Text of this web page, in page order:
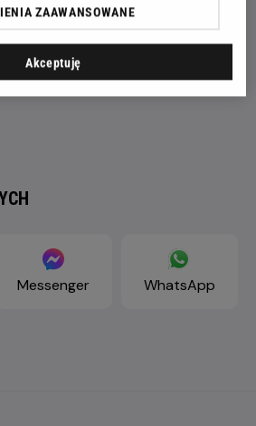
Messenger WhatsApp
ZAAWANSOWANE
Akceptuję